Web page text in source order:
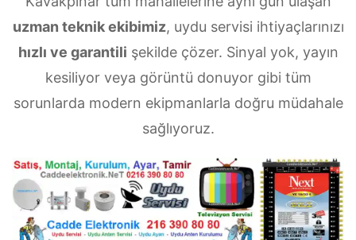
uzman teknik ekibimiz, uydu servisi ihtiyaçlarınızı
hızlı ve garantili şekilde çözer. Sinyal yok, yayın
kesiliyor veya görüntü donuyor gibi tüm
sorunlarda modern ekipmanlarla doğru müdahale
sağlıyoruz.